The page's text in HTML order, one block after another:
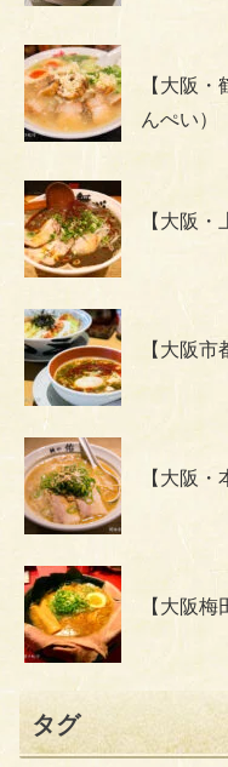
【大阪
んぺい）
【大阪
【大阪
【大阪
【大阪
タグ